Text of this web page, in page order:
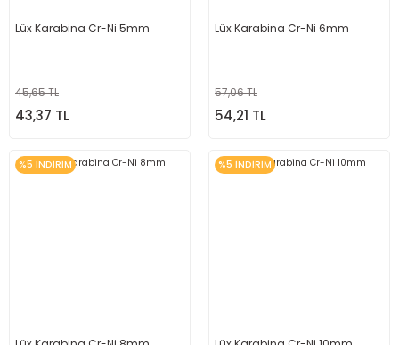
Lüx Karabina Cr-Ni 5mm
45,65 TL
43,37 TL
Lüx Karabina Cr-Ni 6mm
57,06 TL
54,21 TL
%5 İNDİRİM %5 İNDİRİM